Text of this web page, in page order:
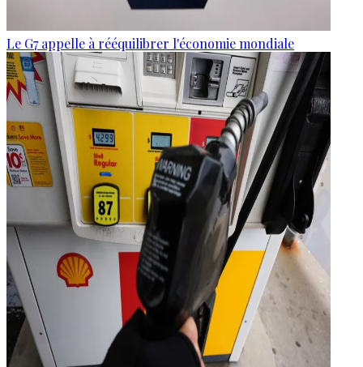
Le G7 appelle à rééquilibrer l'économie mondiale